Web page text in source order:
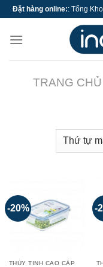
Skip
content
Đặt hàng online:: Tổng
TRANG CHỦ
-20%
THỦY TINH CAO CẤP
-